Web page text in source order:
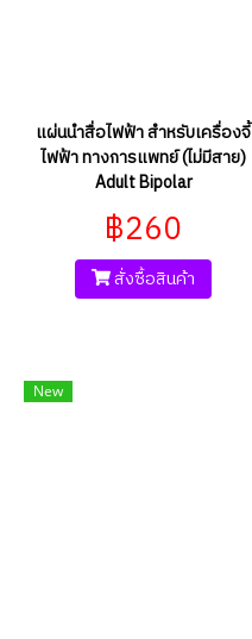
แผ่นนำสื่อไฟฟ้า สำหรับเครื่องจี้
ไฟฟ้า ทางการแพทย์ (ไม่มีสาย)
Adult Bipolar
฿260
สั่งซื้อสินค้า
New